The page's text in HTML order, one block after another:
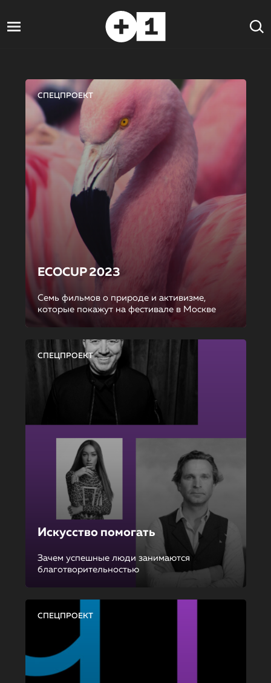
СПЕЦПРОЕКТ
ECOCUP 2023
Семь фильмов о природе и активизме,
которые покажут на фестивале в Москве
СПЕЦПРОЕКТ
Искусство помогать
Зачем успешные люди занимаются
благотворительностью
СПЕЦПРОЕКТ